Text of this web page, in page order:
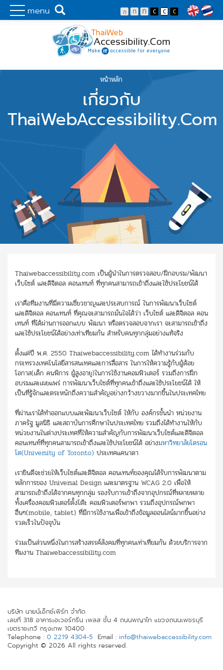
menu
Skip to main content
พัฒนาเว็บไซต์ที่ทุกคนเข้าถึงได้ที่แรก
Search
หน้าหลัก
เกี่ยวกับ
ThaiWebAccessibility.Com
Thaiwebaccessibility.com เป็นผู้นำในการตรวจสอบ/ฝึกอบรม/พัฒนา
เว็บไซต์ และดิจิตอล คอนเทนท์ ที่ทุกคนสามารถเข้าถึงและใช้ประโยชน์ได้
เราคือทีมงานที่มีความเชี่ยวชาญและประสบการณ์ ในการพัฒนาเว็บไซต์
และดิจิตอล คอนเทนท์ ที่คุณจะสามารถมั่นใจได้ว่า เว็บไซต์ และดิจิตอล คอน
เทนท์ ที่ได้ผ่านการออกแบบ พัฒนา หรือตรวจสอบจากเรา จะสามารถเข้าถึง
และใช้ประโยชน์ได้อย่างเท่าเทียมกัน สำหรับคนทุกกลุ่มอย่างแท้จริง
ตั้งแต่ปี พ.ศ. 2550 Thaiwebaccessibility.com ได้ทำงานร่วมกับ
กระทรวงเทคโนโลยีสารสนเทศและการสื่อสาร ในการให้ความรู้กับผู้ด้อย
โอกาส(เด็ก คนพิการ ผู้สูงอายุ)ในการใช้งานคอมพิวเตอร์ รวมถึงการฝึก
อบรมและเผยแพร่ การพัฒนาเว็บไซต์ที่ทุกคนเข้าถึงและใช้ประโยชน์ได้ ให้
เป็นที่รู้จักและตระหนักถึงความสำคัญอย่างกว้างขวางมากขึ้นในประเทศไทย
ที่ผ่านเราได้ทำออกแบบและพัฒนาเว็บไซต์ ให้กับ องค์กรชั้นนำ หน่วยงาน
ภาครัฐ มูลนิธิ และสถาบันการศึกษาในประเทศไทย รวมถึงได้ทำงานให้กับ
หน่วยงานในต่างประเทศที่ให้ความสำคัญกับการพัฒนาเว็บไซต์และดิจิตอล
คอนเทนท์ที่ทุกคนสามารถเข้าถึงและใช้ประโยชน์ได้ อย่างมหาวิทยาลัยโตรอน
โต(University of Toronto) ประเทศแคนาดา
เรายินดีจะช่วยให้เว็บไซต์และดิจิตอล คอนเทนท์ของคุณได้รับการพัฒนาตาม
หลักการของ Universal Design และมาตรฐาน WCAG 2.0 เพื่อให้
สามารถเข้าถึงได้จากคนทุกกลุ่ม รองรับการเข้าถึงจากอุปกรณ์ที่หลายหลาย
ทั้งเครื่องคอมพิวเตอร์ตั้งโต๊ะ คอมพิวเตอร์พกพา รวมถึงอุปกรณ์พกพา
อื่นๆ(mobile, tablet) ที่มีการใช้งานเพื่อเข้าถึงข้อมูลออนไลน์มากขึ้นอย่าง
รวดเร็วในปัจจุบัน
ร่วมเป็นส่วนหนึ่งในการสร้างสรรค์สังคมที่ทุกคนเท่าเทียมกัน ด้วยบริการจาก
ทีมงาน Thaiwebaccessibility.com
บริษัท นายน์เอ็กซ์เพิร์ท จำกัด
เลขที่ 318 อาคารเอเวอร์กรีน เพลส ชั้น 4 ถนนพญาไท แขวงถนนเพชรบุรี
เขตราชเทวี กรุงเทพ 10400
Telephone : 0 2219 4304-5 Email : info@thaiwebaccessibility.com
Copyright © 2026 All rights reserved.